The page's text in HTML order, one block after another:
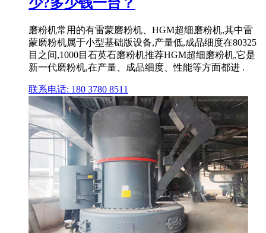
磨粉机常用的有雷蒙磨粉机、HGM超细磨粉机,其中雷
蒙磨粉机属于小型基础版设备,产量低,成品细度在80325
目之间,1000目石英石磨粉机推荐HGM超细磨粉机,它是
新一代磨粉机,在产量、成品细度、性能等方面都进 .
联系电话: 180 3780 8511